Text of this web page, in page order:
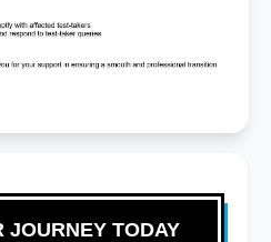
JOURNEY TODAY